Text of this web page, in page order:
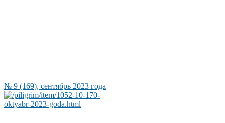
№ 9 (169), сентябрь 2023 года